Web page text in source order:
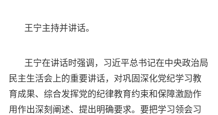
王宁主持并讲话。
王宁在讲话时强调，习近平总书记在中央政治局
民主生活会上的重要讲话，对巩固深化党纪学习教
育成果、综合发挥党的纪律教育约束和保障激励作
用作出深刻阐述、提出明确要求。要把学习领会习